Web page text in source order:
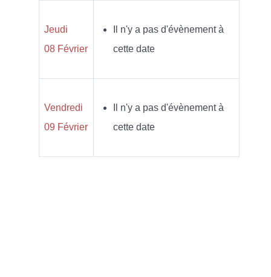
Jeudi
08 Février
Il n'y a pas d'évènement à
cette date
Vendredi
09 Février
Il n'y a pas d'évènement à
cette date